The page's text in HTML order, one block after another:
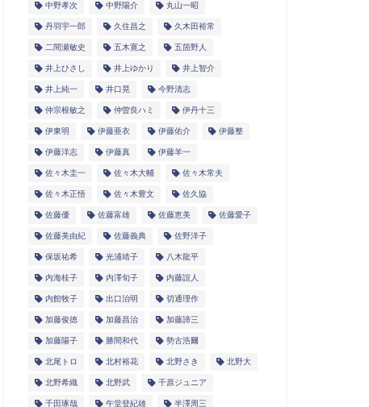
中野孝次 中野陽介 丸山一昭
丹羽宇一郎 久住昌之 久木田裕常
二間瀬敏史 五木寛之 五箇野人
井上ひさし 井上ゆかり 井上智介
井上純一 井口晃 今野清志
仲宗根敏之 仲曽良ハミ 伊丹十三
伊東明 伊藤亜衣 伊藤佑介 伊藤整
伊藤洋志 伊藤真 伊藤羊一
佐々木圭一 佐々木大輔 佐々木常夫
佐々木正悟 佐々木豊文 佐久協
佐藤優 佐藤富雄 佐藤恵美 佐藤愛子
佐藤美由紀 佐藤義典 佐野洋子
保坂祐希 光浦靖子 八木龍平
内海桂子 内澤旬子 内藤誼人
内館牧子 出口治明 切通理作
加藤俊徳 加藤昌治 加藤諦三
加藤陽子 勝間和代 勢古浩爾
北尾トロ 北村裕花 北野さき 北野大
北野希織 北野武 千原ジュニア
千田琢哉 午堂登紀雄 半澤周三